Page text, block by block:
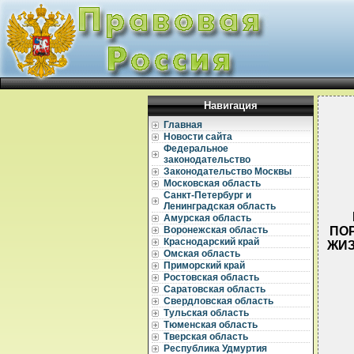
Навигация
Главная
Новости сайта
Федеральное
законодательство
Законодательство Москвы
Московская область
Санкт-Петербург и
Ленинградская область
Амурская область
Воронежская область
Краснодарский край
Омская область
Приморский край
Ростовская область
Саратовская область
Свердловская область
Тульская область
Тюменская область
Тверская область
Республика Удмуртия